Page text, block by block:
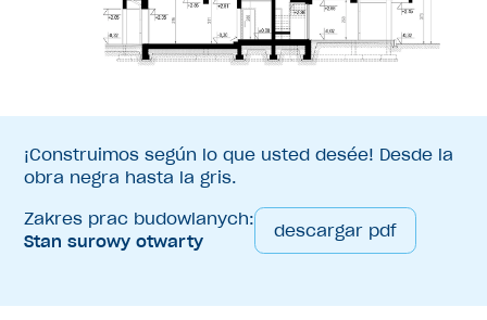
¡Construimos según lo que usted desée! Desde la
obra negra hasta la gris.
Zakres prac budowlanych:
Stan surowy otwarty
descargar pdf